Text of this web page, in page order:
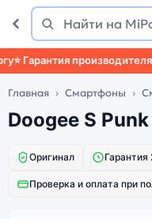
Поиск
Найти
Гарантия производителя💳
Главная Смартфоны
Doogee S
Оригинал Гарантия
Проверка и оплата при